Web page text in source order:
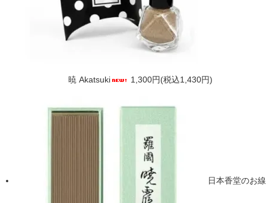
暁 Akatsuki 1,300円(税込1,430円)
日本香堂のお線